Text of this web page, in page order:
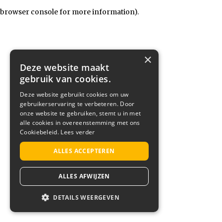
browser console for more information).
×
Deze website maakt
gebruik van cookies.
Deze website gebruikt cookies om uw
gebruikerservaring te verbeteren. Door
onze website te gebruiken, stemt u in met
alle cookies in overeenstemming met ons
Cookiebeleid. Lees verder
ALLES ACCEPTEREN
ALLES AFWIJZEN
DETAILS WEERGEVEN
STRIKT NOODZAKELIJK